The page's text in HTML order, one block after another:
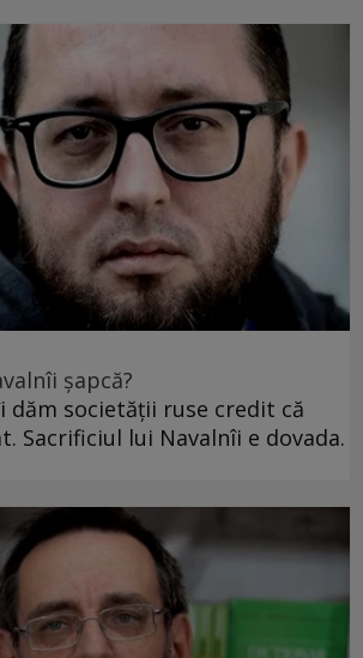
șapcă?
dăm societății ruse credit că
Sacrificiul lui Navalnîi e dovada.